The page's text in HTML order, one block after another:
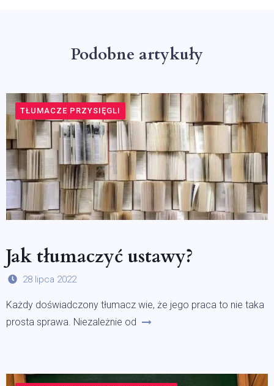
Podobne artykuły
TŁUMACZE PRZYSIĘGLI
Jak tłumaczyć ustawy?
28 lipca 2022
Każdy doświadczony tłumacz wie, że jego praca to nie taka
prosta sprawa. Niezależnie od